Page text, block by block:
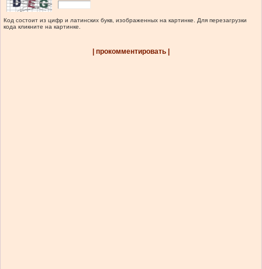
Код состоит из цифр и латинских букв, изображенных на картинке. Для перезагрузки
кода кликните на картинке.
| прокомментировать |